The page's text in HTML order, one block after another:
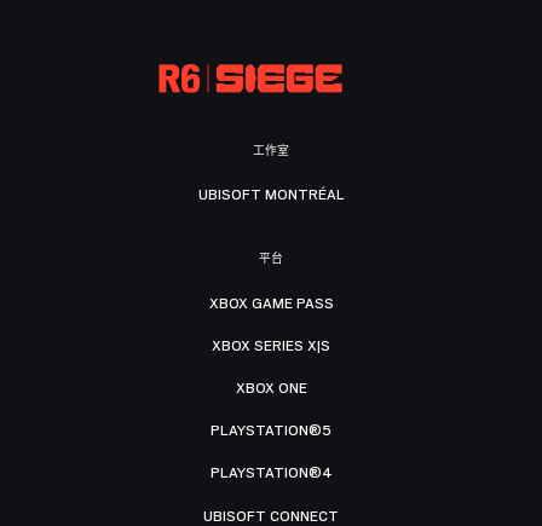
工作室
UBISOFT MONTRÉAL
平台
XBOX GAME PASS
XBOX SERIES X|S
XBOX ONE
PLAYSTATION®5
PLAYSTATION®4
UBISOFT CONNECT